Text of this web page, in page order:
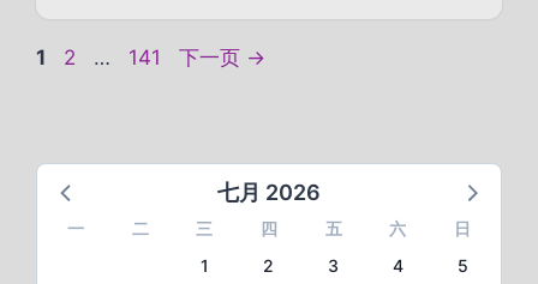
页
1
页
2 …
页
141 下一页 →
七月 2026
一 二 三 四 五 六
日
1
2 3 4
5